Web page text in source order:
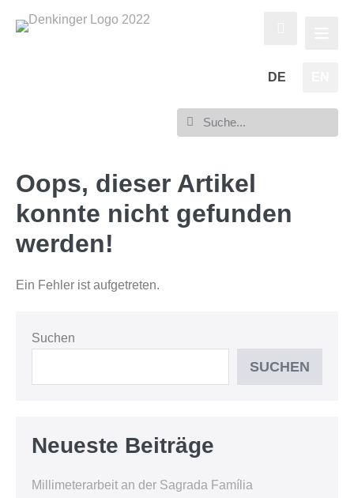
DE
Oops, dieser Artikel
konnte nicht gefunden
werden!
Ein Fehler ist aufgetreten.
Suchen
SUCHEN
Neueste Beiträge
Millimeterarbeit an der Sagrada Família